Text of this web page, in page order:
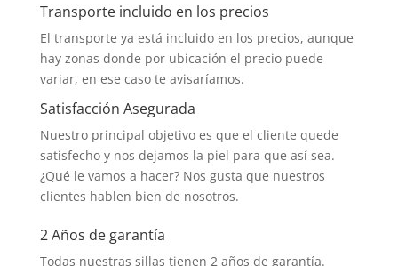
Transporte incluido en los precios
El transporte ya está incluido en los precios, aunque
hay zonas donde por ubicación el precio puede
variar, en ese caso te avisaríamos.
Satisfacción Asegurada
Nuestro principal objetivo es que el cliente quede
satisfecho y nos dejamos la piel para que así sea.
¿Qué le vamos a hacer? Nos gusta que nuestros
clientes hablen bien de nosotros.
2 Años de garantía
Todas nuestras sillas tienen 2 años de garantía.